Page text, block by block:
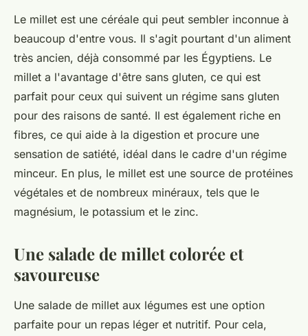
Le millet est une céréale qui peut sembler inconnue à
beaucoup d'entre vous. Il s'agit pourtant d'un aliment
très ancien, déjà consommé par les Égyptiens. Le
millet a l'avantage d'être sans gluten, ce qui est
parfait pour ceux qui suivent un régime sans gluten
pour des raisons de santé. Il est également riche en
fibres, ce qui aide à la digestion et procure une
sensation de satiété, idéal dans le cadre d'un régime
minceur. En plus, le millet est une source de protéines
végétales et de nombreux minéraux, tels que le
magnésium, le potassium et le zinc.
Une salade de millet colorée et
savoureuse
Une salade de millet aux légumes est une option
parfaite pour un repas léger et nutritif. Pour cela,